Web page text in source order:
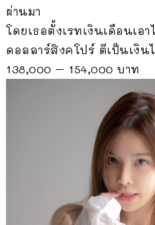
ผ่านมา
โดยเธอตั้งเรทเงินเดือนเอ
ดอลลาร์สิงคโปร์ ตีเป็นเงิน
138,000 – 154,000 บาท